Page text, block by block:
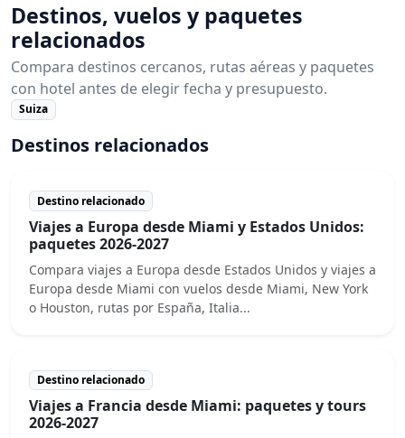
Destinos, vuelos y paquetes
relacionados
Compara destinos cercanos, rutas aéreas y paquetes
con hotel antes de elegir fecha y presupuesto.
Suiza
Destinos relacionados
Destino relacionado
Viajes a Europa desde Miami y Estados Unidos:
paquetes 2026-2027
Compara viajes a Europa desde Estados Unidos y viajes a
Europa desde Miami con vuelos desde Miami, New York
o Houston, rutas por España, Italia...
Destino relacionado
Viajes a Francia desde Miami: paquetes y tours
2026-2027